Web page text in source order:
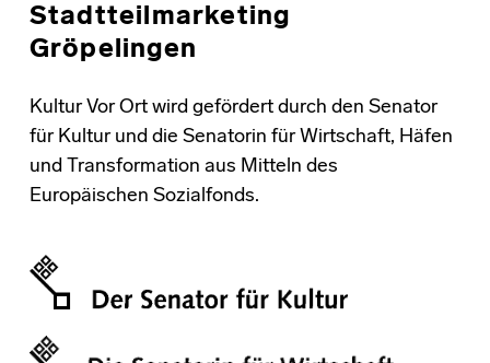
Stadtteilmarketing
Gröpelingen
Kultur Vor Ort wird gefördert durch den Senator
für Kultur und die Senatorin für Wirtschaft, Häfen
und Transformation aus Mitteln des
Europäischen Sozialfonds.